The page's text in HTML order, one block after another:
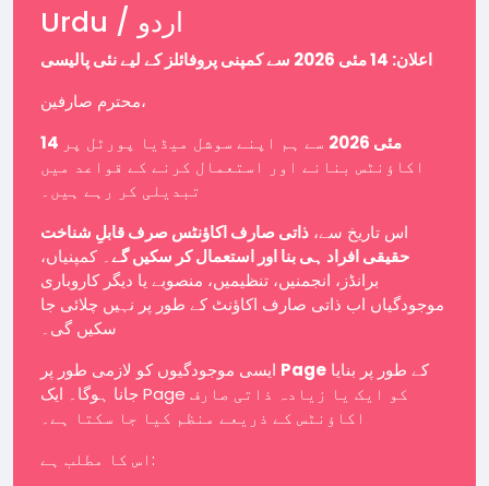
Urdu / اردو
اعلان: 14 مئی 2026 سے کمپنی پروفائلز کے لیے نئی پالیسی
محترم صارفین،
14 مئی 2026
سے ہم اپنے سوشل میڈیا پورٹل پر
اکاؤنٹس بنانے اور استعمال کرنے کے قواعد میں
تبدیلی کر رہے ہیں۔
اس تاریخ سے، ذاتی صارف اکاؤنٹس صرف قابلِ شناخت
حقیقی افراد ہی بنا اور استعمال کر سکیں گے۔ کمپنیاں،
برانڈز، انجمنیں، تنظیمیں، منصوبے یا دیگر کاروباری
موجودگیاں اب ذاتی صارف اکاؤنٹ کے طور پر نہیں چلائی جا
سکیں گی۔
Page
جانا ہوگا۔ ایک Page کو ایک یا زیادہ ذاتی صارف
اکاؤنٹس کے ذریعے منظم کیا جا سکتا ہے۔
اس کا مطلب ہے: